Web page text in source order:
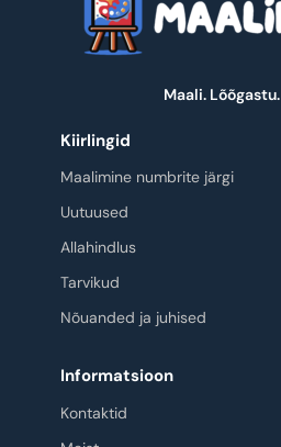
Maali.
Kiirlingid
Maalimine numbrite järgi
Uutuused
Allahindlus
Tarvikud
Nõuanded ja juhised
Informatsioon
Kontaktid